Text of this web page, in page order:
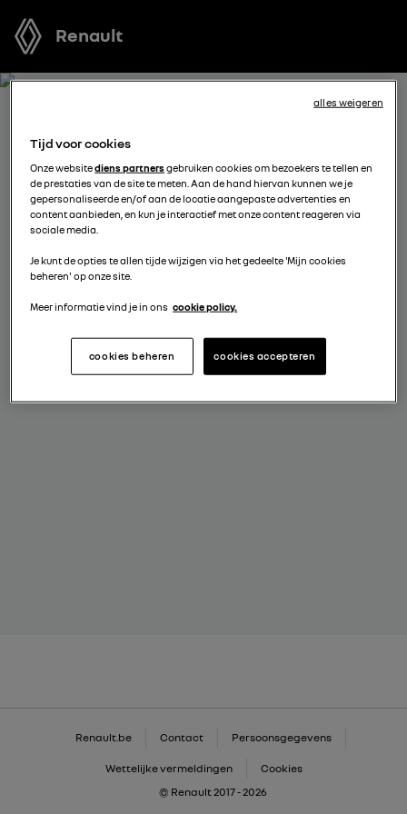
Renault
BOEK EEN TESTRIT MET
RAFALE FULL HYBRID E-TECH
Welk voertuig past het best bij u? Voordat u een keuze
maakt, kunt u een gratis proefrit met een van onze
modellen boeken.
Renault.be Contact Persoonsgegevens
Wettelijke vermeldingen
Cookies
© Renault 2017 - 2026
Tijd voor cookies
Onze websitediens partnersgebruiken cookies om bezoekers te tellen en
de prestaties van de site te meten. Aan de hand hiervan kunnen we je
gepersonaliseerde en/of aan de locatie aangepaste advertenties en
content aanbieden, en kun je interactief met onze content reageren via
sociale media.
Je kunt de opties te allen tijde wijzigen via het gedeelte 'Mijn cookies
beheren' op onze site.
Meer informatie vind je in ons cookie policy.
cookies accepteren
cookies beheren
alles weigeren